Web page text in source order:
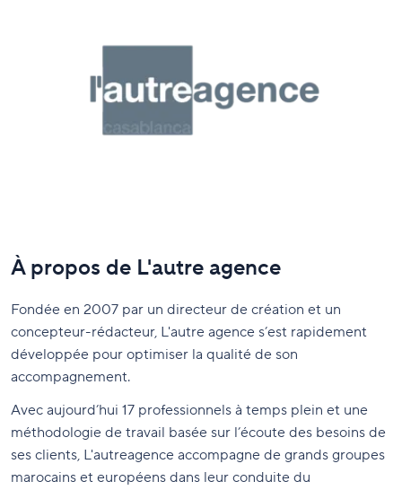
À propos de L'autre agence
Fondée en 2007 par un directeur de création et un
concepteur-rédacteur, L'autre agence s’est rapidement
développée pour optimiser la qualité de son
accompagnement.
Avec aujourd’hui 17 professionnels à temps plein et une
méthodologie de travail basée sur l’écoute des besoins de
ses clients, L'autreagence accompagne de grands groupes
marocains et européens dans leur conduite du